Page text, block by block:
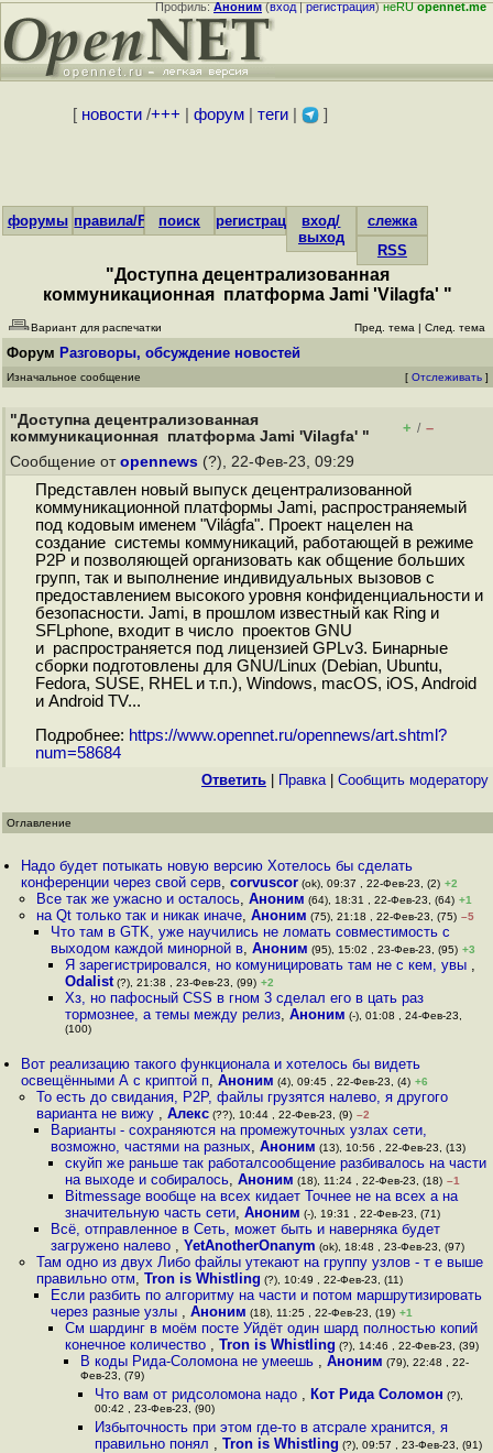
Профиль:Аноним(вход|регистрация)неRUopennet.me
[ новости/+++ форум| теги| ]
форумы правила/FAQпоиск регистрациявход/
выход
слежка
RSS
"Доступна децентрализованная
коммуникационная платформа Jami 'Vilagfa' "
Вариант для распечатки Пред. тема | След. тема
Форум Разговоры, обсуждение новостей
Изначальное сообщение [ Отслеживать ]
"Доступна децентрализованная
коммуникационная платформа Jami 'Vilagfa' "
+ / –
Сообщение от opennews (?), 22-Фев-23, 09:29
Представлен новый выпуск децентрализованной
коммуникационной платформы Jami, распространяемый
под кодовым именем "Világfa". Проект нацелен на
создание системы коммуникаций, работающей в режиме
P2P и позволяющей организовать как общение больших
групп, так и выполнение индивидуальных вызовов c
предоставлением высокого уровня конфиденциальности и
безопасности. Jami, в прошлом известный как Ring и
SFLphone, входит в число проектов GNU
и распространяется под лицензией GPLv3. Бинарные
сборки подготовлены для GNU/Linux (Debian, Ubuntu,
Fedora, SUSE, RHEL и т.п.), Windows, macOS, iOS, Android
и Android TV...
Подробнее: https://www.opennet.ru/opennews/art.shtml?
num=58684
Ответить Правка| Cообщить модератору
Оглавление
Надо будет потыкать новую версию Хотелось бы сделать
конференции через свой серв,corvuscor (ok), 09:37 , 22-Фев-23, (2) +2
Все так же ужасно и осталось, Аноним (64), 18:31 , 22-Фев-23, (64) +1
на Qt только так и никак иначе, Аноним (75), 21:18 , 22-Фев-23, (75) –5
Что там в GTK, уже научились не ломать совместимость с
выходом каждой минорной в, Аноним (95), 15:02 , 23-Фев-23, (95) +3
Я зарегистрировался, но комуницировать там не с кем, увы ,
Odalist (?), 21:38 , 23-Фев-23, (99) +2
Хз, но пафосный CSS в гном 3 сделал его в цать раз
тормознее, а темы между релиз,Аноним (-), 01:08 , 24-Фев-23,
(100)
Вот реализацию такого функционала и хотелось бы видеть
освещёнными А с криптой п,Аноним (4), 09:45 , 22-Фев-23, (4) +6
То есть до свидания, P2P, файлы грузятся налево, я другого
варианта не вижу , Алекс(??), 10:44 , 22-Фев-23, (9) –2
Варианты - сохраняются на промежуточных узлах сети,
возможно, частями на разных, Аноним (13), 10:56 , 22-Фев-23, (13)
скуйп же раньше так работалсообщение разбивалось на части
на выходе и собиралось,Аноним (18), 11:24 , 22-Фев-23, (18) –1
Bitmessage вообще на всех кидает Точнее не на всех а на
значительную часть сети,Аноним (-), 19:31 , 22-Фев-23, (71)
Всё, отправленное в Сеть, может быть и наверняка будет
загружено налево , YetAnotherOnanym (ok), 18:48 , 23-Фев-23, (97)
Там одно из двух Либо файлы утекают на группу узлов - т е выше
правильно отм, Tron is Whistling (?), 10:49 , 22-Фев-23, (11)
Если разбить по алгоритму на части и потом маршрутизировать
через разные узлы , Аноним (18), 11:25 , 22-Фев-23, (19) +1
См шардинг в моём посте Уйдёт один шард полностью копий
конечное количество ,Tron is Whistling (?), 14:46 , 22-Фев-23, (39)
В коды Рида-Соломона не умеешь , Аноним (79), 22:48 , 22-
Фев-23, (79)
Что вам от ридсоломона надо , Кот Рида Соломон (?),
00:42 , 23-Фев-23, (90)
Избыточность при этом где-то в атсрaле хранится, я
правильно понял , Tron is Whistling (?), 09:57 , 23-Фев-23, (91)